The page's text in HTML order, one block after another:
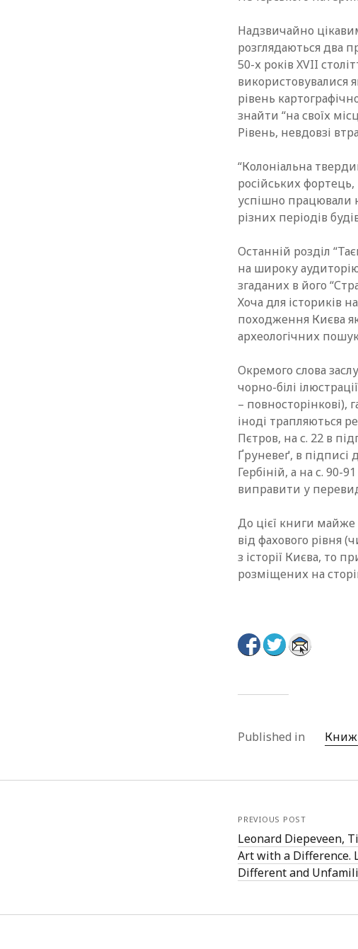
Надзвичайно
розглядаються два
50-х років XVII
використовувалися
рівень
знайти “на своїх
Рівень, невдовзі
“Колоніальна
російських
успішно працювали
різних періодів
Останній розділ
на широку
згаданих в його
Хоча для істориків
походження Києва як
археологічних
Окремого слова
чорно-білі
– повносторінкові),
іноді трапляються
Пєтров, на с. 22 в
Ґруневеґ, в підписі
Гербіній, а на с. 90-
виправити у
До цієї книги майже
від фахового рівня
з історії Києва, то
розміщених на
Published in
PREVIOUS POST
Leonard Diepeveen,
Art with a Difference.
Different and